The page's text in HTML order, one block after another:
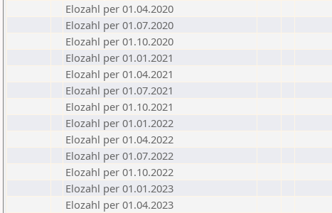
Elozahl per 01.04.2020
Elozahl per 01.07.2020
Elozahl per 01.10.2020
Elozahl per 01.01.2021
Elozahl per 01.04.2021
Elozahl per 01.07.2021
Elozahl per 01.10.2021
Elozahl per 01.01.2022
Elozahl per 01.04.2022
Elozahl per 01.07.2022
Elozahl per 01.10.2022
Elozahl per 01.01.2023
Elozahl per 01.04.2023